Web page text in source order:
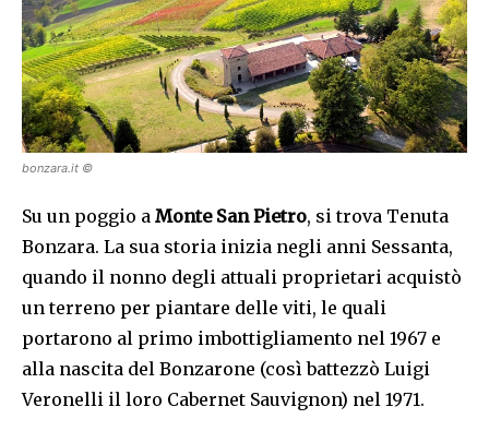
bonzara.it ©
Su un poggio a Monte San Pietro, si trova Tenuta
Bonzara. La sua storia inizia negli anni Sessanta,
quando il nonno degli attuali proprietari acquistò
un terreno per piantare delle viti, le quali
portarono al primo imbottigliamento nel 1967 e
alla nascita del Bonzarone (così battezzò Luigi
Veronelli il loro Cabernet Sauvignon) nel 1971.